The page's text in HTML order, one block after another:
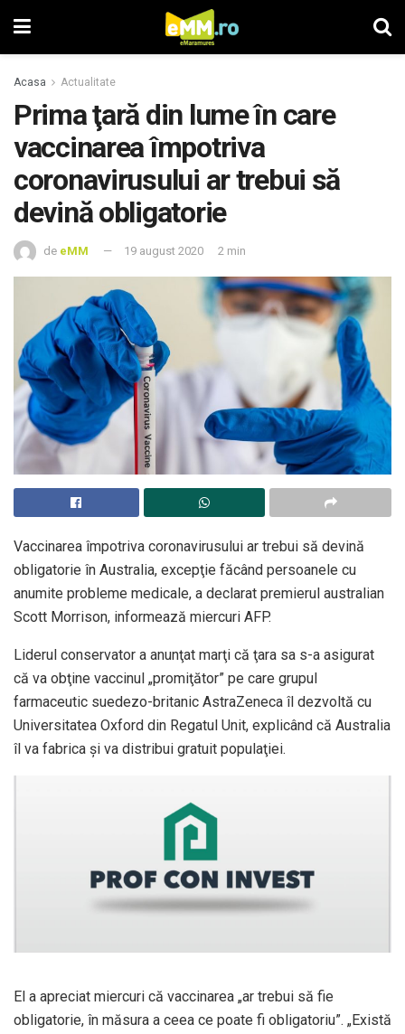
Acasa Actualitate
Prima ţară din lume în care
vaccinarea împotriva
coronavirusului ar trebui să
devină obligatorie
de eMM 19 august 2020 2 min
Vaccinarea împotriva coronavirusului ar trebui să devină
obligatorie în Australia, excepţie făcând persoanele cu
anumite probleme medicale, a declarat premierul australian
Scott Morrison, informează miercuri AFP.
Liderul conservator a anunţat marţi că ţara sa s-a asigurat
că va obţine vaccinul „promiţător” pe care grupul
farmaceutic suedezo-britanic AstraZeneca îl dezvoltă cu
Universitatea Oxford din Regatul Unit, explicând că Australia
îl va fabrica şi va distribui gratuit populaţiei.
El a apreciat miercuri că vaccinarea „ar trebui să fie
obligatorie, în măsura a ceea ce poate fi obligatoriu”. „Există